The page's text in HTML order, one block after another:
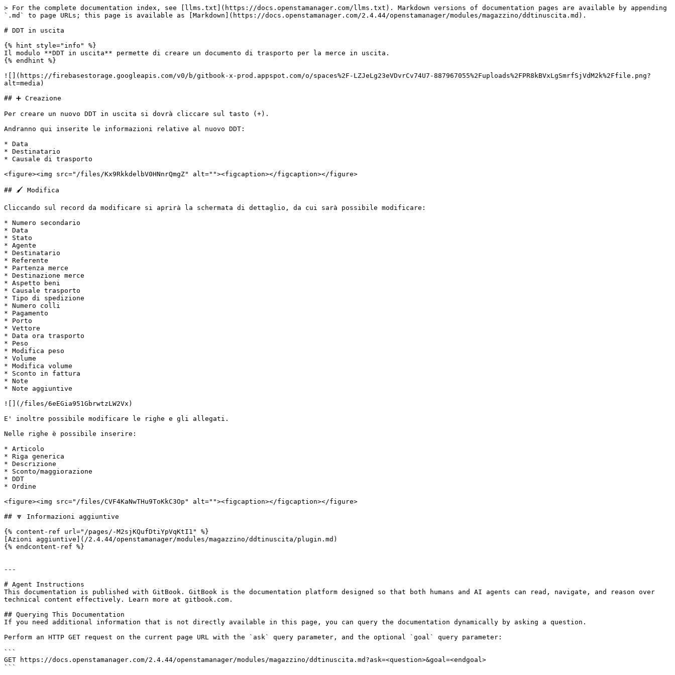
> For the complete documentation index, see [llms.txt](https://docs.openstamanager.com/llms.txt). Markdown versions of documentation pages are available by appending
`.md` to page URLs; this page is available as [Markdown](https://docs.openstamanager.com/2.4.44/openstamanager/modules/magazzino/ddtinuscita.md).
# DDT in uscita
{% hint style="info" %}
Il modulo **DDT in uscita** permette di creare un documento di trasporto per la merce in uscita.
{% endhint %}
![](https://firebasestorage.googleapis.com/v0/b/gitbook-x-prod.appspot.com/o/spaces%2F-LZJeLg23eVDvrCv74U7-887967055%2Fuploads%2FPR8kBVxLgSmrfSjVdM2k%2Ffile.png?
alt=media)
## ➕ Creazione
Per creare un nuovo DDT in uscita si dovrà cliccare sul tasto (+).
Andranno qui inserite le informazioni relative al nuovo DDT:
* Data
* Destinatario
* Causale di trasporto
<figure><img src="/files/Kx9RkkdelbV0HNnrQmgZ" alt=""><figcaption></figcaption></figure>
## 🖌️ Modifica
Cliccando sul record da modificare si aprirà la schermata di dettaglio, da cui sarà possibile modificare:
* Numero secondario
* Data
* Stato
* Agente
* Destinatario
* Referente
* Partenza merce
* Destinazione merce
* Aspetto beni
* Causale trasporto
* Tipo di spedizione
* Numero colli
* Pagamento
* Porto
* Vettore
* Data ora trasporto
* Peso
* Modifica peso
* Volume
* Modifica volume
* Sconto in fattura
* Note
* Note aggiuntive
![](/files/6eEGia951GbrwtzLW2Vx)
E' inoltre possibile modificare le righe e gli allegati.
Nelle righe è possibile inserire:
* Articolo
* Riga generica
* Descrizione
* Sconto/maggiorazione
* DDT
* Ordine
<figure><img src="/files/CVF4KaNwTHu9ToKkC3Op" alt=""><figcaption></figcaption></figure>
## 🔽 Informazioni aggiuntive
{% content-ref url="/pages/-M2sjKQufDtiYpVqKtI1" %}
[Azioni aggiuntive](/2.4.44/openstamanager/modules/magazzino/ddtinuscita/plugin.md)
{% endcontent-ref %}
---
# Agent Instructions
This documentation is published with GitBook. GitBook is the documentation platform designed so that both humans and AI agents can read, navigate, and reason over
technical content effectively. Learn more at gitbook.com.
## Querying This Documentation
If you need additional information that is not directly available in this page, you can query the documentation dynamically by asking a question.
Perform an HTTP GET request on the current page URL with the `ask` query parameter, and the optional `goal` query parameter:
```
GET https://docs.openstamanager.com/2.4.44/openstamanager/modules/magazzino/ddtinuscita.md?ask=<question>&goal=<endgoal>
```